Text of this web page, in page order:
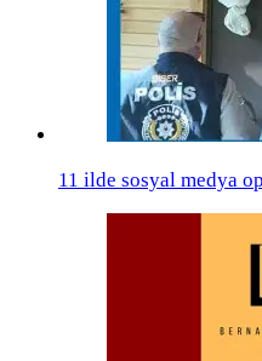
11 ilde sosyal medya